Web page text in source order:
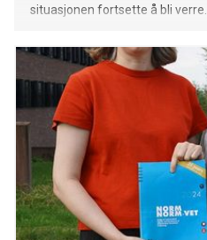
situasjonen fortsette å bli verre.